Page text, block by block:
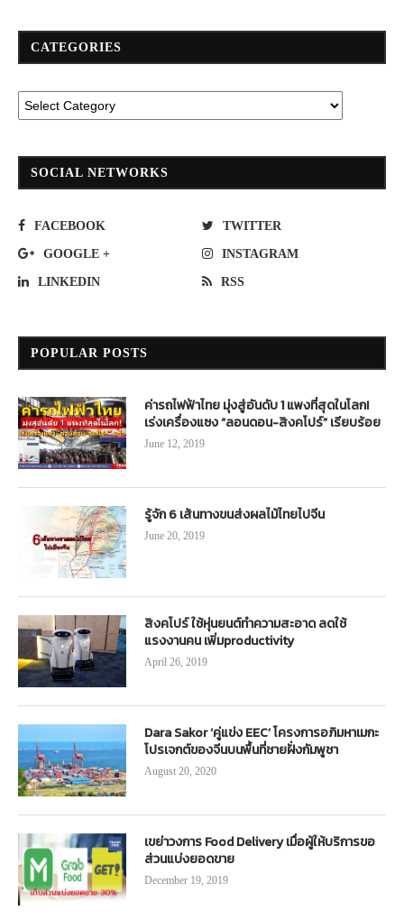
CATEGORIES
SOCIAL NETWORKS
FACEBOOK TWITTER
GOOGLE + INSTAGRAM
LINKEDIN RSS
POPULAR POSTS
ค่ารถไฟฟ้าไทย มุ่งสู่อันดับ 1 แพงที่สุดในโลก!
เร่งเครื่องแซง “ลอนดอน-สิงคโปร์” เรียบร้อย
June 12, 2019
รู้จัก 6 เส้นทางขนส่งผลไม้ไทยไปจีน
June 20, 2019
สิงคโปร์ ใช้หุ่นยนต์ทำความสะอาด ลดใช้
แรงงานคน เพิ่มproductivity
April 26, 2019
Dara Sakor ‘คู่แข่ง EEC’ โครงการอภิมหาเมกะ
โปรเจกต์ของจีนบนพื้นที่ชายฝั่งกัมพูชา
August 20, 2020
เขย่าวงการ Food Delivery เมื่อผู้ให้บริการขอ
ส่วนแบ่งยอดขาย
December 19, 2019